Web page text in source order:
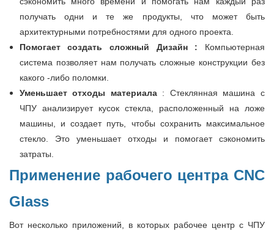
получать одни и те же продукты, что может быть
архитектурными потребностями для одного проекта.
Помогает создать сложный Дизайн : Компьютерная
система позволяет нам получать сложные конструкции без
какого -либо поломки.
Уменьшает отходы материала : Стеклянная машина с
ЧПУ анализирует кусок стекла, расположенный на ложе
машины, и создает путь, чтобы сохранить максимальное
стекло. Это уменьшает отходы и помогает сэкономить
затраты.
Применение рабочего центра CNC
Glass
Вот несколько приложений, в которых рабочее центр с ЧПУ